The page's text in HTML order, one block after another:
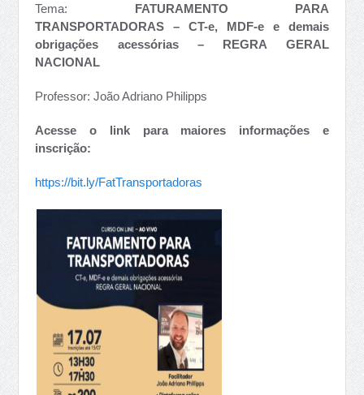
Tema: FATURAMENTO PARA
TRANSPORTADORAS – CT-e, MDF-e e demais
obrigações acessórias – REGRA GERAL
NACIONAL
Professor: João Adriano Philipps
Acesse o link para maiores informações e
inscrição:
https://bit.ly/FatTransportadoras